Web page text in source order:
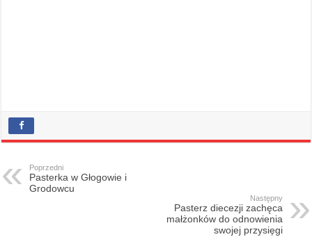
Poprzedni
Pasterka w Głogowie i
Grodowcu
Następny
Pasterz diecezji zachęca
małżonków do odnowienia
swojej przysięgi